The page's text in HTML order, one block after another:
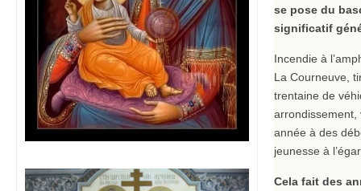
se pose du
significatif
Incendie à
La Courneuve,
trentaine de
année à des
jeunesse à
Cela fait des